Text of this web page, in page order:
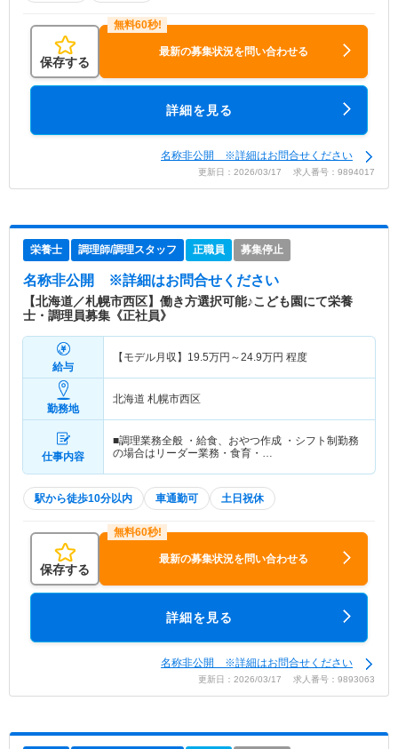
保存する
最新の募集状況を問い合わせる
詳細を見る
名称非公開 ※詳細はお問合せください
更新日：2026/03/17 求人番号：9894017
栄養士 調理師/調理スタッフ 正職員 募集停止
名称非公開 ※詳細はお問合せください
【北海道／札幌市西区】働き方選択可能♪こども園にて栄養
士・調理員募集《正社員》
給与
【モデル月収】 19.5万円～24.9万円 程度
勤務地
北海道 札幌市西区
仕事内容
■調理業務全般 ・給食、おやつ作成 ・シフト制勤務
の場合はリーダー業務・食育・…
駅から徒歩10分以内 車通勤可 土日祝休
保存する
最新の募集状況を問い合わせる
詳細を見る
名称非公開 ※詳細はお問合せください
更新日：2026/03/17 求人番号：9893063